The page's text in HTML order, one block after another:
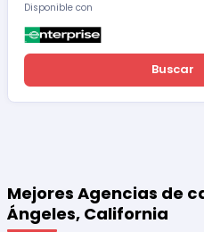
Disponible con
Buscar
Mejores Agencias de
Ángeles, California